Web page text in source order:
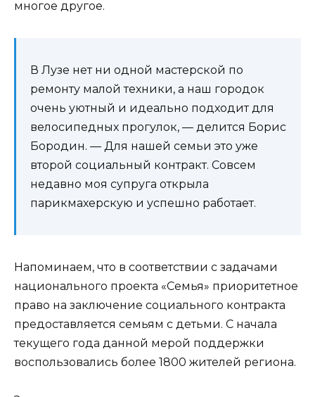
многое другое.
В Лузе нет ни одной мастерской по
ремонту малой техники, а наш городок
очень уютный и идеально подходит для
велосипедных прогулок, — делится Борис
Бородин. — Для нашей семьи это уже
второй социальный контракт. Совсем
недавно моя супруга открыла
парикмахерскую и успешно работает.
Напоминаем, что в соответствии с задачами
национального проекта «Семья» приоритетное
право на заключение социального контракта
предоставляется семьям с детьми. С начала
текущего года данной мерой поддержки
воспользовались более 1800 жителей региона.